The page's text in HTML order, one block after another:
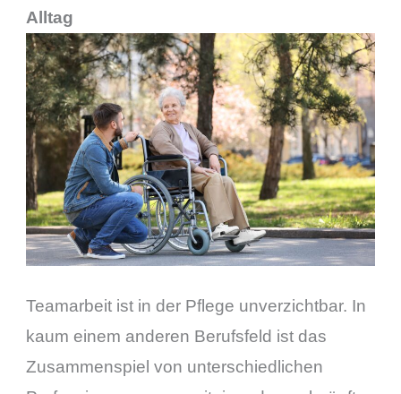
Alltag
Teamarbeit ist in der Pflege unverzichtbar. In
kaum einem anderen Berufsfeld ist das
Zusammenspiel von unterschiedlichen